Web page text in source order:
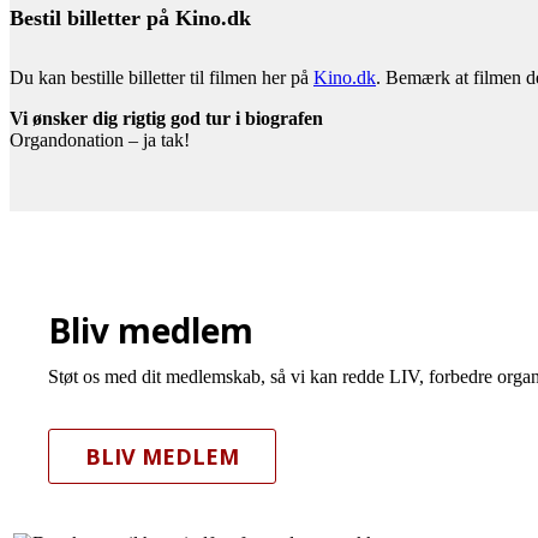
Bestil billetter på Kino.dk
Du kan bestille billetter til filmen her på Kino.dk. Bemærk at filmen
Vi ønsker dig rigtig god tur i biografen
Organdonation – ja tak!
Bliv medlem
Støt os med dit medlemskab, så vi kan redde LIV, forbedre
BLIV MEDLEM